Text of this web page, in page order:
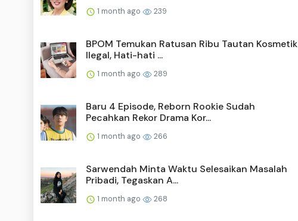
1 month ago 239
BPOM Temukan Ratusan Ribu Tautan Kosmetik
Ilegal, Hati-hati ...
1 month ago 289
Baru 4 Episode, Reborn Rookie Sudah
Pecahkan Rekor Drama Kor...
1 month ago 266
Sarwendah Minta Waktu Selesaikan Masalah
Pribadi, Tegaskan A...
1 month ago 268